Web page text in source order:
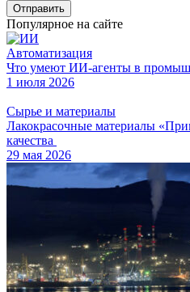
Отправить
Популярное на сайте
Автоматизация
Что умеют ИИ-агенты в
1 июля 2026
Сырье и материалы
Лакокрасочные материалы
качества
29 мая 2026